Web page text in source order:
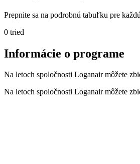
Prepnite sa na podrobnú tabuľku pre
0 tried
Informácie o programe
Na letoch spoločnosti Loganair môžete
Na letoch spoločnosti Loganair môžete